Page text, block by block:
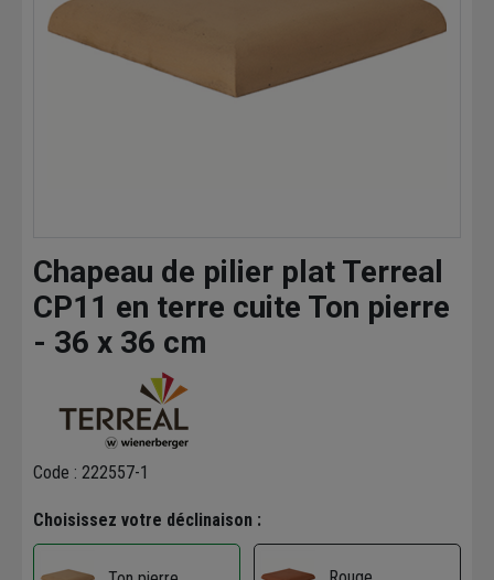
Chapeau de pilier plat Terreal
CP11 en terre cuite Ton pierre
- 36 x 36 cm
Code : 222557-1
Choisissez votre déclinaison :